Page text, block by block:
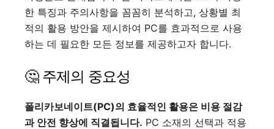
한 특징과 주의사항을 꼼꼼히 분석하고, 상황별 최
적의 활용 방안을 제시하여 PC를 효과적으로 사용
하는 데 필요한 모든 정보를 제공하고자 합니다.
🤔 주제의 중요성
폴리카보네이트(PC)의 효율적인 활용은 비용 절감
과 안전 향상에 직결됩니다. PC 소재의 선택과 적용